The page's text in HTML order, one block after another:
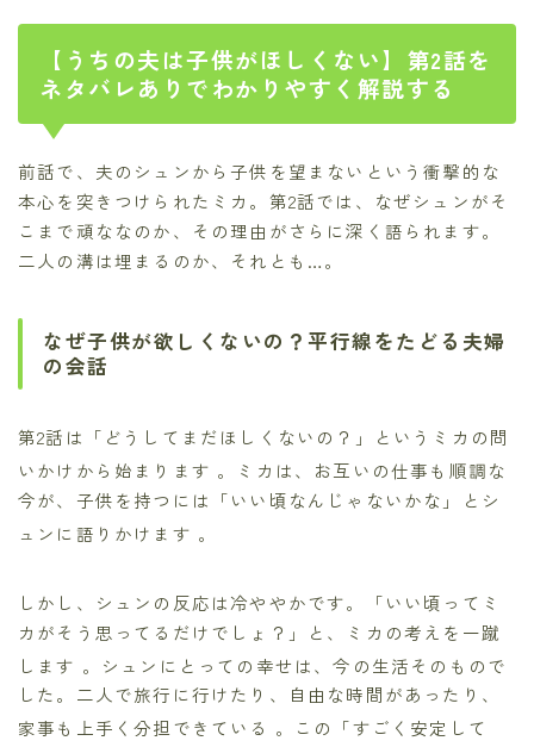
【うちの夫は子供がほしくない】第2話を
ネタバレありでわかりやすく解説する
前話で、夫のシュンから子供を望まないという衝撃的な
本心を突きつけられたミカ。第2話では、なぜシュンがそ
こまで頑ななのか、その理由がさらに深く語られます。
二人の溝は埋まるのか、それとも…。
なぜ子供が欲しくないの？平行線をたどる夫婦
の会話
第2話は「どうしてまだほしくないの？」というミカの問
いかけから始まります 。ミカは、お互いの仕事も順調な
今が、子供を持つには「いい頃なんじゃないかな」とシ
ュンに語りかけます 。
しかし、シュンの反応は冷ややかです。「いい頃ってミ
カがそう思ってるだけでしょ？」と、ミカの考えを一蹴
します 。シュンにとっての幸せは、今の生活そのもので
した。二人で旅行に行けたり、自由な時間があったり、
家事も上手く分担できている 。この「すごく安定して